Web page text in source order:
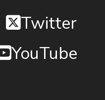
Twitter
YouTube